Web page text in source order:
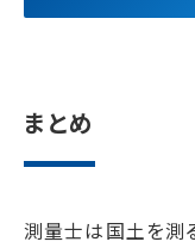
まとめ
測量士は国土を測